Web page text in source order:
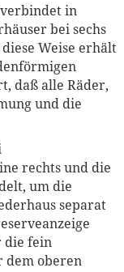
in
bei sechs
Weise erhält
daß alle Räder,
und die
rechts und die
um die
separat
die fein
dem oberen